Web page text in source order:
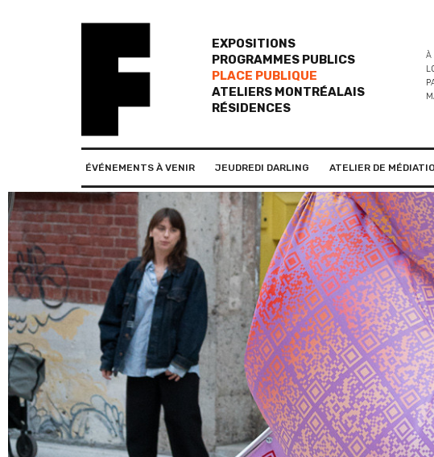
EXPOSITIONS
PROGRAMMES PUBLICS
PLACE PUBLIQUE
ATELIERS MONTRÉALAIS
RÉSIDENCES
À
ÉVÉNEMENTS À VENIR JEUDREDI DARLING ATELIER DE